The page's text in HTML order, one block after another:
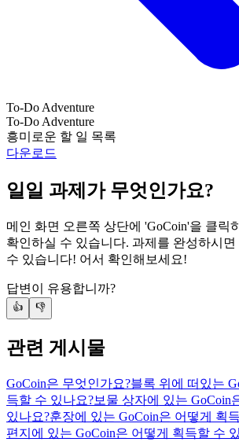
To-Do Adventure
To-Do Adventure
흥미로운 할 일 목록
다운로드
일일 과제가 무엇인가요?
메인 화면 오른쪽 상단에 'GoCoin'을 클릭
확인하실 수 있습니다. 과제를 완성하시
수 있습니다! 어서 확인해보세요!
답변이 유용합니까?
👍 👎
관련 게시물
GoCoin은 무엇인가요?블록 위에 떠있는
득할 수 있나요?보물 상자에 있는 GoCoin
있나요?훈장에 있는 GoCoin은 어떻게 획
편지에 있는 GoCoin은 어떻게 획득할 수